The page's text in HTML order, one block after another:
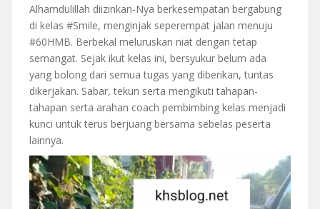
Alhamdulillah diizinkan-Nya berkesempatan bergabung
di kelas #Smile, menginjak seperempat jalan menuju
#60HMB. Berbekal meluruskan niat dengan tetap
semangat. Sejak ikut kelas ini, bersyukur belum ada
yang bolong dari semua tugas yang diberikan, tuntas
dikerjakan. Sabar, tekun serta mengikuti tahapan-
tahapan serta arahan coach pembimbing kelas menjadi
kunci untuk terus berjuang bersama sebelas peserta
lainnya.